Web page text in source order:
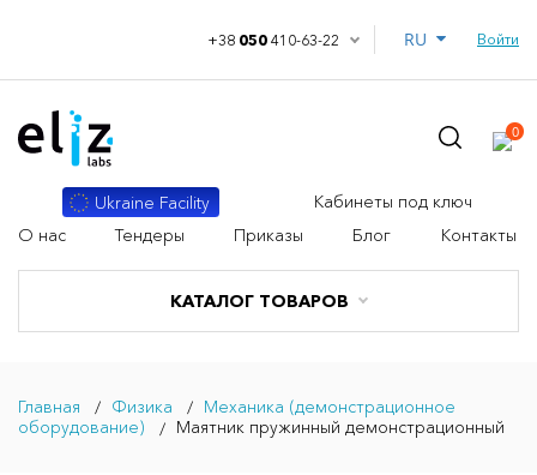
+38 050410-63-22 Войти
КАТАЛОГ ТОВАРОВ
Ukraine Facility
Кабинеты под ключ
О нас
Тендеры Приказы Блог Контакты
0
Главная Физика
Механика (демонстрационное
оборудование)
Маятник пружинный демонстрационный